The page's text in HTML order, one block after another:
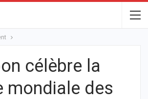
célèbre la
mondiale des